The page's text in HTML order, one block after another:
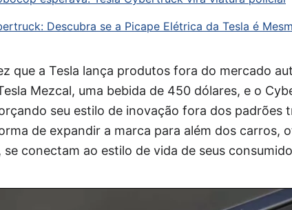
Descubra se a Picape Elétrica da Tesla é
que a Tesla lança produtos fora do mercado
Mezcal, uma bebida de 450 dólares, e o
seu estilo de inovação fora dos padrões
de expandir a marca para além dos carros,
conectam ao estilo de vida de seus